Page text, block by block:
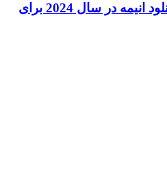
بهترین برنامه های دانلود انیمه در سال 2024 برای